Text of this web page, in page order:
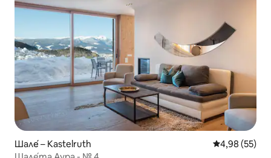
Шале́ – Kastelruth Средна
4,98 (55)